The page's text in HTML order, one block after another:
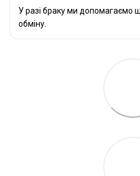
У разі браку ми допомагаємо
обміну.